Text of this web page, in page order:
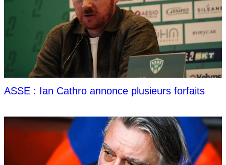
ASSE : Ian Cathro annonce plusieurs forfaits